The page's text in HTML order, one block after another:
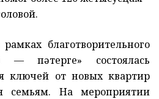
благотворительного
— пәтерге» состоялась
ключей от новых квартир
семьям. На мероприятии